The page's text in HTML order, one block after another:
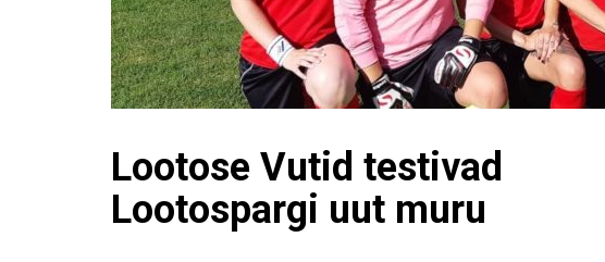
Lootose Vutid testivad
Lootospargi uut muru